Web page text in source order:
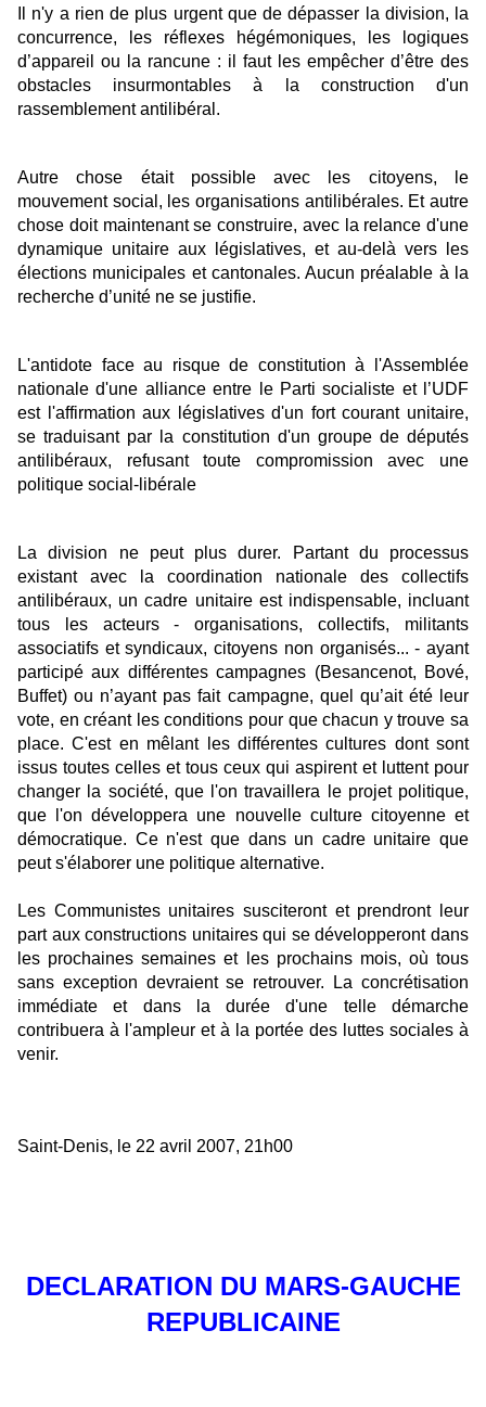
Il n'y a rien de plus urgent que de dépasser la division, la
concurrence, les réflexes hégémoniques, les logiques
d’appareil ou la rancune : il faut les empêcher d’être des
obstacles insurmontables à la construction d'un
rassemblement antilibéral.
Autre chose était possible avec les citoyens, le
mouvement social, les organisations antilibérales. Et autre
chose doit maintenant se construire, avec la relance d'une
dynamique unitaire aux législatives, et au-delà vers les
élections municipales et cantonales. Aucun préalable à la
recherche d’unité ne se justifie.
L'antidote face au risque de constitution à l'Assemblée
nationale d'une alliance entre le Parti socialiste et l’UDF
est l'affirmation aux législatives d'un fort courant unitaire,
se traduisant par la constitution d'un groupe de députés
antilibéraux, refusant toute compromission avec une
politique social-libérale
La division ne peut plus durer. Partant du processus
existant avec la coordination nationale des collectifs
antilibéraux, un cadre unitaire est indispensable, incluant
tous les acteurs - organisations, collectifs, militants
associatifs et syndicaux, citoyens non organisés... - ayant
participé aux différentes campagnes (Besancenot, Bové,
Buffet) ou n’ayant pas fait campagne, quel qu’ait été leur
vote, en créant les conditions pour que chacun y trouve sa
place. C'est en mêlant les différentes cultures dont sont
issus toutes celles et tous ceux qui aspirent et luttent pour
changer la société, que l'on travaillera le projet politique,
que l'on développera une nouvelle culture citoyenne et
démocratique. Ce n'est que dans un cadre unitaire que
peut s'élaborer une politique alternative.
Les Communistes unitaires susciteront et prendront leur
part aux constructions unitaires qui se développeront dans
les prochaines semaines et les prochains mois, où tous
sans exception devraient se retrouver. La concrétisation
immédiate et dans la durée d'une telle démarche
contribuera à l'ampleur et à la portée des luttes sociales à
venir.
Saint-Denis, le 22 avril 2007, 21h00
DECLARATION DU MARS-GAUCHE
REPUBLICAINE